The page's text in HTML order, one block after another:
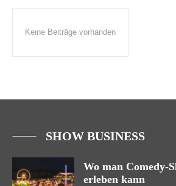
Keine Beiträge vorhanden
SHOW BUSINESS
Wo man Comedy-
erleben kann